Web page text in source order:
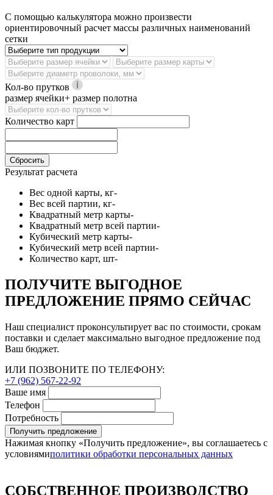
С помощью калькулятора можно произвести
ориентировочный расчет массы различных наименований
сетки
Кол-во прутков
размер ячейки+ размер полотна
Количество карт
Сбросить
Результат расчета
Вес одной карты, кг-
Вес всей партии, кг-
Квадратный метр карты-
Квадратный метр всей партии-
Кубический метр карты-
Кубический метр всей партии-
Количество карт, шт-
ПОЛУЧИТЕ ВЫГОДНОЕ
ПРЕДЛОЖЕНИЕ ПРЯМО СЕЙЧАС
Наш специалист проконсультирует вас по стоимости, срокам
поставки и сделает максимально выгодное предложение под
Ваш бюджет.
ИЛИ ПОЗВОНИТЕ ПО ТЕЛЕФОНУ:
+7 (962) 567-22-92
Ваше имя
Телефон
Потребность
Получить предложение
Нажимая кнопку «Получить предложение», вы соглашаетесь с
условиямиполитики обработки персональных данных
СОБСТВЕННОЕ ПРОИЗВОДСТВО